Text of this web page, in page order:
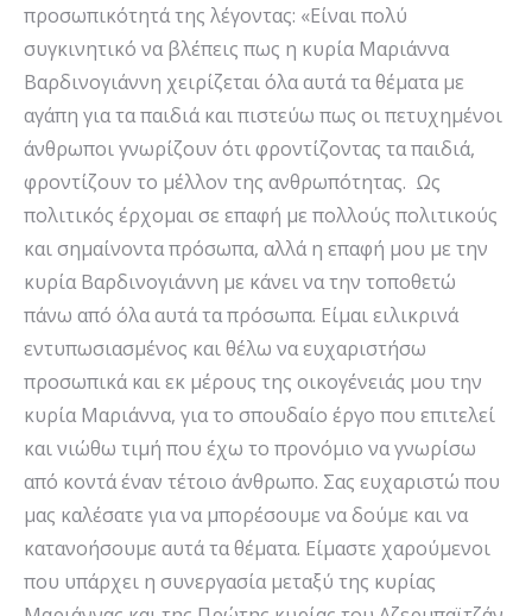
προσωπικότητά της λέγοντας: «Είναι πολύ
συγκινητικό να βλέπεις πως η κυρία Μαριάννα
Βαρδινογιάννη χειρίζεται όλα αυτά τα θέματα με
αγάπη για τα παιδιά και πιστεύω πως οι πετυχημένοι
άνθρωποι γνωρίζουν ότι φροντίζοντας τα παιδιά,
φροντίζουν το μέλλον της ανθρωπότητας. Ως
πολιτικός έρχομαι σε επαφή με πολλούς πολιτικούς
και σημαίνοντα πρόσωπα, αλλά η επαφή μου με την
κυρία Βαρδινογιάννη με κάνει να την τοποθετώ
πάνω από όλα αυτά τα πρόσωπα. Είμαι ειλικρινά
εντυπωσιασμένος και θέλω να ευχαριστήσω
προσωπικά και εκ μέρους της οικογένειάς μου την
κυρία Μαριάννα, για το σπουδαίο έργο που επιτελεί
και νιώθω τιμή που έχω το προνόμιο να γνωρίσω
από κοντά έναν τέτοιο άνθρωπο. Σας ευχαριστώ που
μας καλέσατε για να μπορέσουμε να δούμε και να
κατανοήσουμε αυτά τα θέματα. Είμαστε χαρούμενοι
που υπάρχει η συνεργασία μεταξύ της κυρίας